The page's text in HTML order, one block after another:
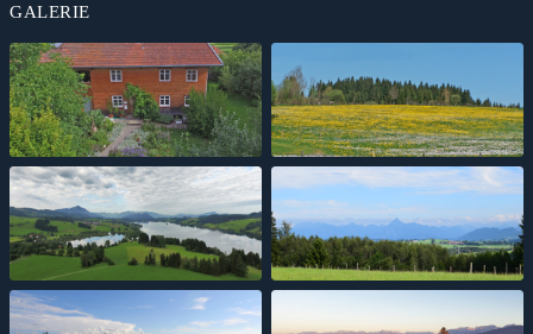
GALERIE